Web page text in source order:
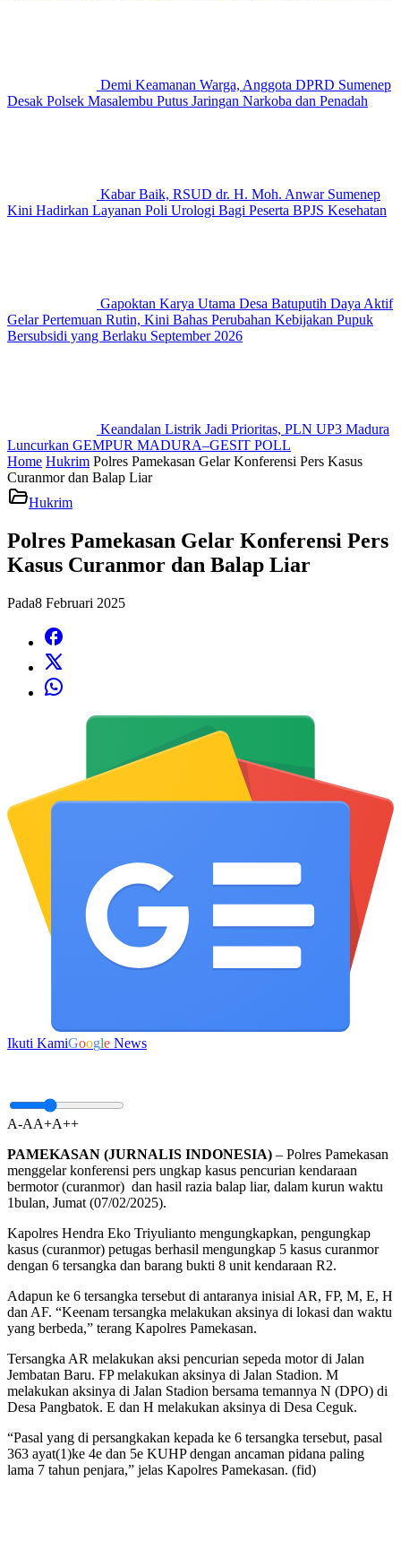
Demi Keamanan Warga, Anggota DPRD Sumenep
Desak Polsek Masalembu Putus Jaringan Narkoba dan Penadah
Kabar Baik, RSUD dr. H. Moh. Anwar Sumenep
Kini Hadirkan Layanan Poli Urologi Bagi Peserta BPJS Kesehatan
Gapoktan Karya Utama Desa Batuputih Daya Aktif
Gelar Pertemuan Rutin, Kini Bahas Perubahan Kebijakan Pupuk
Bersubsidi yang Berlaku September 2026
Keandalan Listrik Jadi Prioritas, PLN UP3 Madura
Luncurkan GEMPUR MADURA–GESIT POLL
Home Hukrim Polres Pamekasan Gelar Konferensi Pers Kasus
Curanmor dan Balap Liar
Hukrim
Polres Pamekasan Gelar Konferensi Pers
Kasus Curanmor dan Balap Liar
Pada8 Februari 2025
Ikuti KamiGoogle News
A-AA+A++
PAMEKASAN (JURNALIS INDONESIA) – Polres Pamekasan
menggelar konferensi pers ungkap kasus pencurian kendaraan
bermotor (curanmor) dan hasil razia balap liar, dalam kurun waktu
1bulan, Jumat (07/02/2025).
Kapolres Hendra Eko Triyulianto mengungkapkan, pengungkap
kasus (curanmor) petugas berhasil mengungkap 5 kasus curanmor
dengan 6 tersangka dan barang bukti 8 unit kendaraan R2.
Adapun ke 6 tersangka tersebut di antaranya inisial AR, FP, M, E, H
dan AF. “Keenam tersangka melakukan aksinya di lokasi dan waktu
yang berbeda,” terang Kapolres Pamekasan.
Tersangka AR melakukan aksi pencurian sepeda motor di Jalan
Jembatan Baru. FP melakukan aksinya di Jalan Stadion. M
melakukan aksinya di Jalan Stadion bersama temannya N (DPO) di
Desa Pangbatok. E dan H melakukan aksinya di Desa Ceguk.
“Pasal yang di persangkakan kepada ke 6 tersangka tersebut, pasal
363 ayat(1)ke 4e dan 5e KUHP dengan ancaman pidana paling
lama 7 tahun penjara,” jelas Kapolres Pamekasan. (fid)